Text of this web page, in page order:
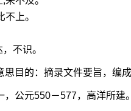
不上。
不识。
思目的：摘录文件要旨，编成
，公元550－577，高洋所建